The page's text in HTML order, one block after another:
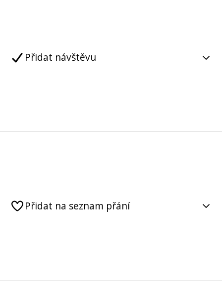
Přidat návštěvu
Přidat na seznam přání